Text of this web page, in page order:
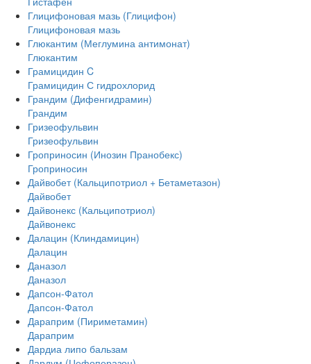
Глицифоновая мазь (Глицифон)
Глицифоновая мазь
Глюкантим (Меглумина антимонат)
Глюкантим
Грамицидин C
Грамицидин С гидрохлорид
Грандим (Дифенгидрамин)
Грандим
Гризеофульвин
Гризеофульвин
Гроприносин (Инозин Пранобекс)
Гроприносин
Дайвобет (Кальципотриол + Бетаметазон)
Дайвобет
Дайвонекс (Кальципотриол)
Дайвонекс
Далацин (Клиндамицин)
Далацин
Даназол
Даназол
Дапсон-Фатол
Дапсон-Фатол
Дараприм (Пириметамин)
Дараприм
Дардиа липо бальзам